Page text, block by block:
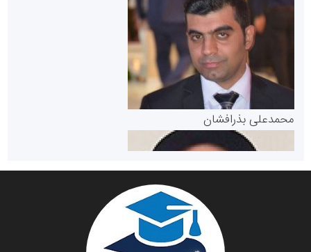
پایگاه خبری گفتمان یزد
سازمان بورس و اوراق بهادار
مرجع اخبار موثق در بازارسرمایه
سازمان صنعت،معدن و تجارت
محمدعلی بذرافشان